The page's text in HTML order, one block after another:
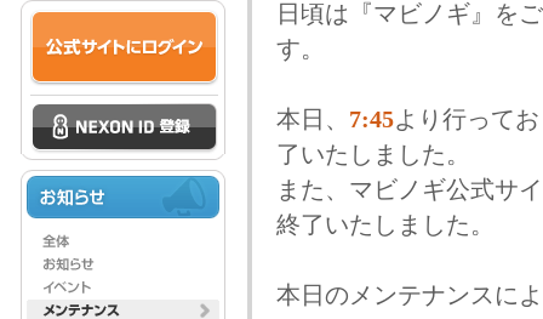
日頃は『マビノギ』を
す。
本日、 7:45より行って
了いたしました。
また、マビノギ公式サ
終了いたしました。
本日のメンテナンスに